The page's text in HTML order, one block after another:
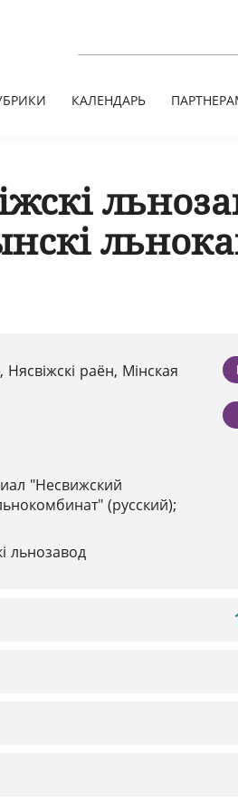
КАЛЕНДАРЬ
Нясвіжскі раён, Мінская
"Несвижский
(русский);
льнозавод